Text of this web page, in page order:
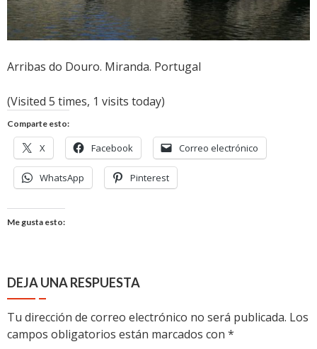
Arribas do Douro. Miranda. Portugal
(Visited 5 times, 1 visits today)
Comparte esto:
X Facebook Correo electrónico
WhatsApp Pinterest
Me gusta esto:
DEJA UNA RESPUESTA
Tu dirección de correo electrónico no será publicada. Los
campos obligatorios están marcados con *